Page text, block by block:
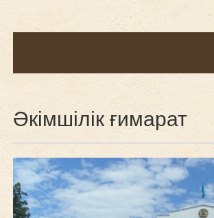
Әкімшілік ғимарат